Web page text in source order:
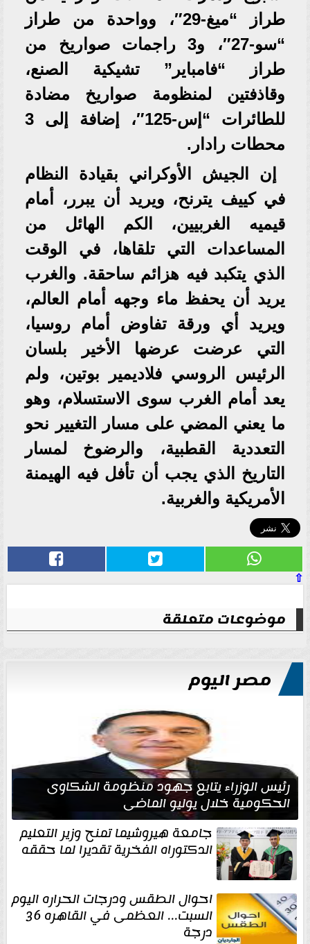
طراز “ميغ-29″، وواحدة من طراز
“سو-27″، و3 راجمات صواريخ من
طراز “فامباير” تشيكية الصنع،
وقاذفتين لمنظومة صواريخ مضادة
للطائرات “إس-125″، إضافة إلى 3
محطات رادار.
إن الجيش الأوكراني بقيادة النظام
في كييف يترنح، ويريد أن يبرر، أمام
قيميه الغربيين، الكم الهائل من
المساعدات التي تلقاها، في الوقت
الذي يتكبد فيه هزائم ساحقة. والغرب
يريد أن يحفظ ماء وجهه أمام العالم،
ويريد أي ورقة تفاوض أمام روسيا،
التي عرضت عرضها الأخير بلسان
الرئيس الروسي فلاديمير بوتين، ولم
يعد أمام الغرب سوى الاستسلام، وهو
ما يعني المضي على مسار التغيير نحو
التعددية القطبية، والرضوخ لمسار
التاريخ الذي يجب أن تأفل فيه الهيمنة
الأمريكية والغربية.
⇧
موضوعات متعلقة
مصر اليوم
رئيس الوزراء يتابع جهود منظومة الشكاوى
الحكومية خلال يوليو الماضي
جامعة هيروشيما تمنح وزير التعليم
الدكتوراه الفخرية تقديرا لما حققه
احوال الطقس ودرجات الحراره اليوم
السبت... العظمى في القاهره 36
درجة